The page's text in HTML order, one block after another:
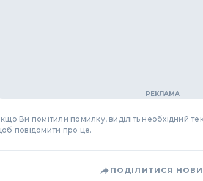
Ви помітили помилку, виділіть необхідний
повідомити про це.
ПОДІЛИТИСЯ